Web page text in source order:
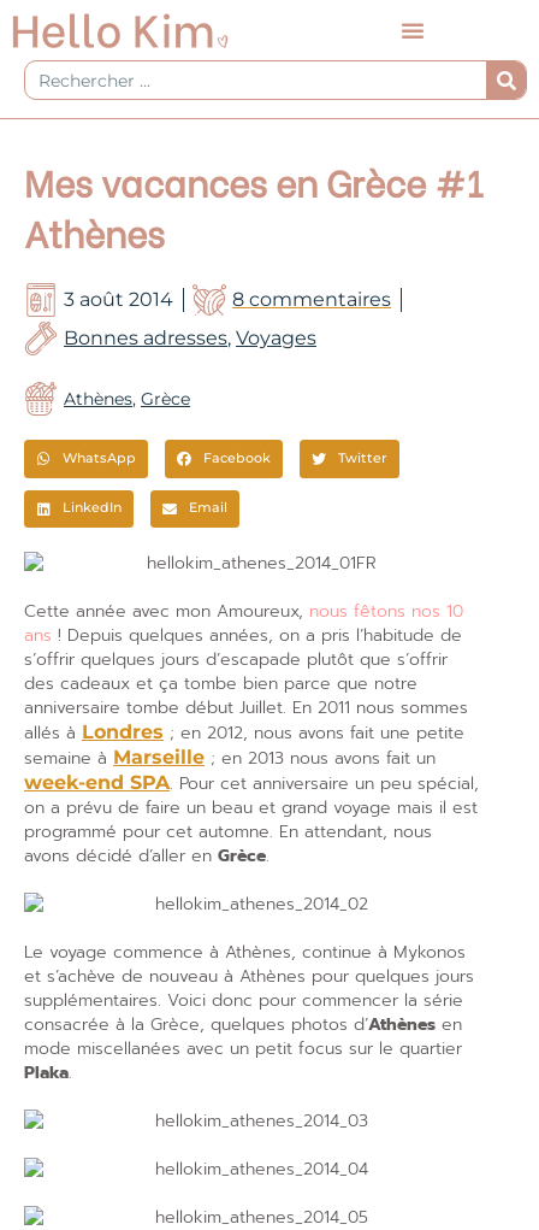
Aller
au
contenu
Rechercher
Mes vacances en Grèce #1
Athènes
3 août 2014
8 commentaires
Bonnes adresses, Voyages
Athènes, Grèce
WhatsApp Facebook Twitter
LinkedIn Email
Cette année avec mon Amoureux, nous fêtons nos 10
ans ! Depuis quelques années, on a pris l’habitude de
s’offrir quelques jours d’escapade plutôt que s’offrir
des cadeaux et ça tombe bien parce que notre
anniversaire tombe début Juillet. En 2011 nous sommes
allés à Londres ; en 2012, nous avons fait une petite
semaine à Marseille ; en 2013 nous avons fait un
week-end SPA. Pour cet anniversaire un peu spécial,
on a prévu de faire un beau et grand voyage mais il est
programmé pour cet automne. En attendant, nous
avons décidé d’aller en Grèce.
Le voyage commence à Athènes, continue à Mykonos
et s’achève de nouveau à Athènes pour quelques jours
supplémentaires. Voici donc pour commencer la série
consacrée à la Grèce, quelques photos d’Athènes en
mode miscellanées avec un petit focus sur le quartier
Plaka.